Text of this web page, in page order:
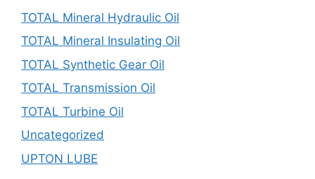
TOTAL Mineral Hydraulic Oil
TOTAL Mineral Insulating Oil
TOTAL Synthetic Gear Oil
TOTAL Transmission Oil
TOTAL Turbine Oil
Uncategorized
UPTON LUBE